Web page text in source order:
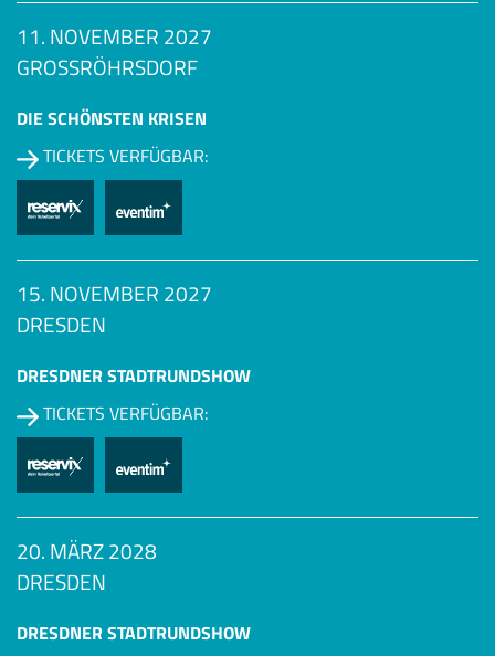
11. NOVEMBER 2027
GROSSRÖHRSDORF
DIE SCHÖNSTEN KRISEN
TICKETS VERFÜGBAR:
15. NOVEMBER 2027
DRESDEN
DRESDNER STADTRUNDSHOW
TICKETS VERFÜGBAR:
20. MÄRZ 2028
DRESDEN
DRESDNER STADTRUNDSHOW